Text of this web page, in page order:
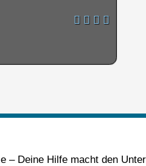
– Deine Hilfe macht den